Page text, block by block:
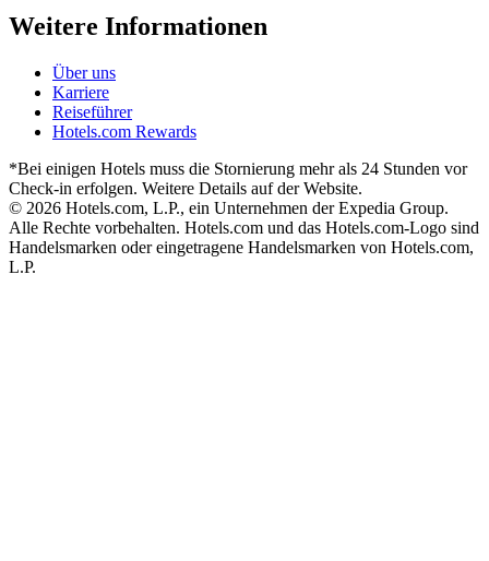
Weitere Informationen
Über uns
Karriere
Reiseführer
Hotels.com Rewards
*Bei einigen Hotels muss die Stornierung mehr als 24 Stunden vor
Check-in erfolgen. Weitere Details auf der Website.
© 2026 Hotels.com, L.P., ein Unternehmen der Expedia Group.
Alle Rechte vorbehalten. Hotels.com und das Hotels.com-Logo sind
Handelsmarken oder eingetragene Handelsmarken von Hotels.com,
L.P.